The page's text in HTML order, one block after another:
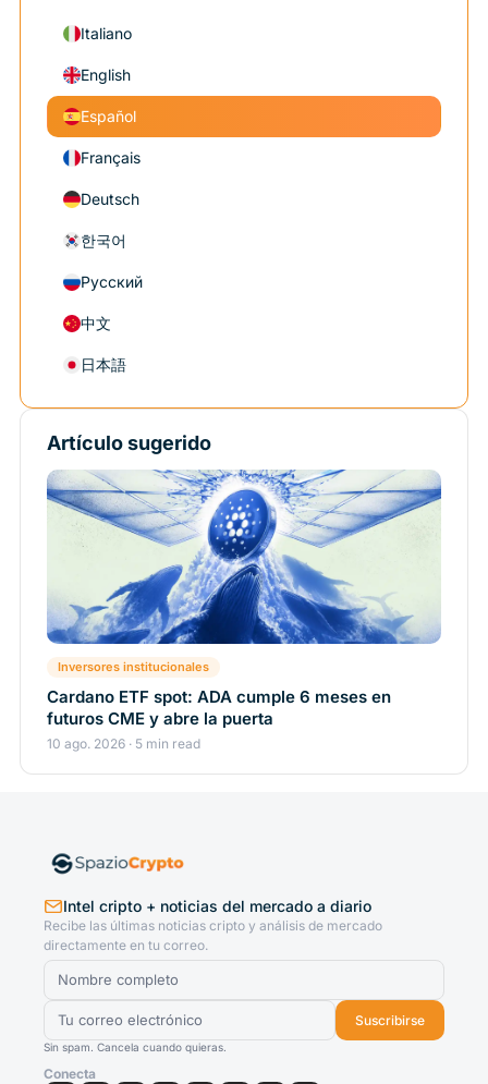
Italiano
English
Español
Français
Deutsch
한국어
Русский
中文
日本語
Artículo sugerido
Inversores institucionales
Cardano ETF spot: ADA cumple 6 meses en
futuros CME y abre la puerta
10 ago. 2026 · 5 min read
Intel cripto + noticias del mercado a diario
Recibe las últimas noticias cripto y análisis de mercado
directamente en tu correo.
Suscribirse
Sin spam. Cancela cuando quieras.
Conecta